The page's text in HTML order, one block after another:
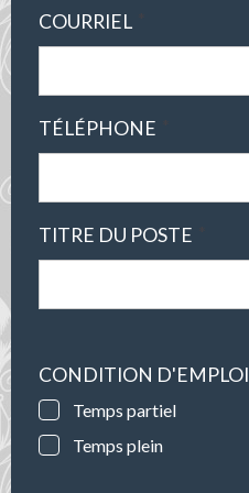
COURRIEL
TÉLÉPHONE
TITRE DU POSTE
CONDITION D'EMPLOI
Temps partiel
Temps plein